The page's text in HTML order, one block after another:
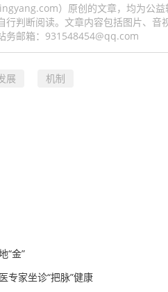
）原创的文章，均为公
行判断阅读。文章内容包括图片、
务邮箱：931548454@qq.com
展 机制
“金”
专家坐诊“把脉”健康